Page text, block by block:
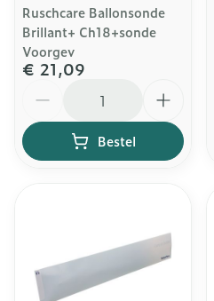
Ruschcare Ballonsonde
Brillant+ Ch18+sonde
Voorgev
€ 21,09
Bestel